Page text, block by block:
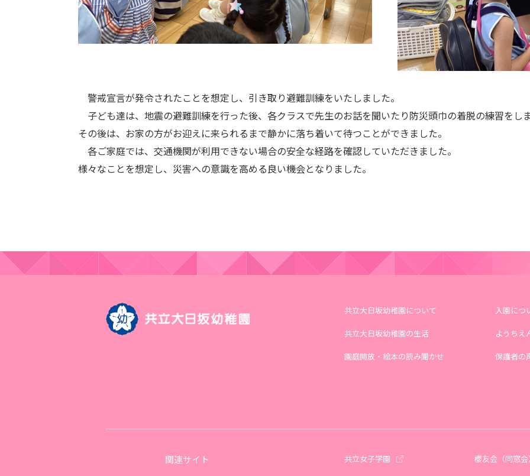
警戒宣言が発令されたことを想定し、引き取り避難訓練をいたしました。
子ども達は、地震の避難訓練を行った後、各クラスで先生のお話を聞いたり防災頭巾の着脱の練習をし
その後は、お家の方がお迎えに来られるまで静かに落ち着いて待つことができました。
各ご家庭では、交通機関が利用できない場合の安全な経路を確認していただきました。
様々なことを想定し、災害への意識を高める良い機会となりました。
共立大日坂幼稚園について
共立大日坂幼稚園の生活
園庭開放・絵本の読み聞かせ
入園につ
ようちえ
保護者の
関連サイト 共立女子学園 櫻友会（同窓